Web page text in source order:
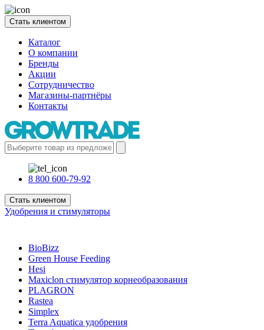
Стать клиентом
Каталог
О компании
Бренды
Акции
Сотрудничество
Магазины-партнёры
Контакты
8 800 600-79-92
Стать клиентом
Удобрения и стимуляторы
BioBizz
Green House Feeding
Hesi
Maxiclon стимулятор корнеобразования
PLAGRON
Rastea
Simplex
Terra Aquatica удобрения